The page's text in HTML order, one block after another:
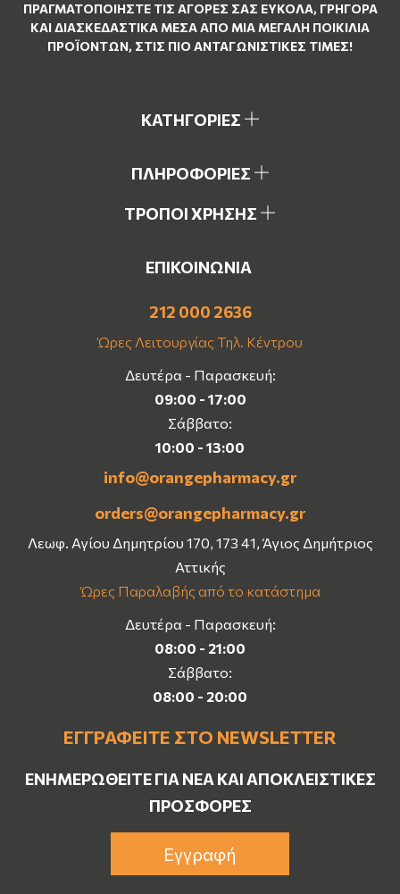
ΠΡΑΓΜΑΤΟΠΟΙΉΣΤΕ ΤΙΣ ΑΓΟΡΈΣ ΣΑΣ ΕΎΚΟΛΑ, ΓΡΉΓΟΡΑ
ΚΑΙ ΔΙΑΣΚΕΔΑΣΤΙΚΆ ΜΈΣΑ ΑΠΌ ΜΙΑ ΜΕΓΆΛΗ ΠΟΙΚΙΛΊΑ
ΠΡΟΪΌΝΤΩΝ, ΣΤΙΣ ΠΙΟ ΑΝΤΑΓΩΝΙΣΤΙΚΈΣ ΤΙΜΈΣ!
ΚΑΤΗΓΟΡΙΕΣ
ΠΛΗΡΟΦΟΡΙΕΣ
ΤΡΟΠΟΙ ΧΡΗΣΗΣ
ΕΠΙΚΟΙΝΩΝΙΑ
212 000 2636
Ώρες Λειτουργίας Τηλ. Κέντρου
Δευτέρα - Παρασκευή:
09:00 - 17:00
Σάββατο:
10:00 - 13:00
info@orangepharmacy.gr
orders@orangepharmacy.gr
Λεωφ. Αγίου Δημητρίου 170, 173 41, Άγιος Δημήτριος
Αττικής
Ώρες Παραλαβής από το κατάστημα
Δευτέρα - Παρασκευή:
08:00 - 21:00
Σάββατο:
08:00 - 20:00
ΕΓΓΡΑΦΕΊΤΕ ΣΤΟ NEWSLETTER
ΕΝΗΜΕΡΩΘΕΊΤΕ ΓΙΑ ΝΈΑ ΚΑΙ ΑΠΟΚΛΕΙΣΤΙΚΈΣ
ΠΡΟΣΦΟΡΈΣ
Εγγραφή